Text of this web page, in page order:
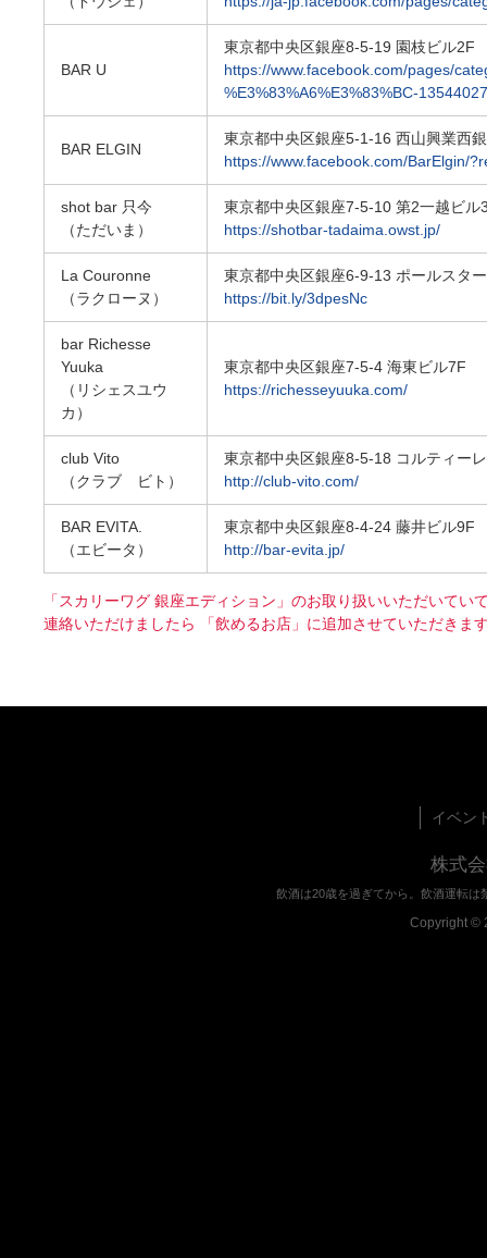
BAR U
東京都中央区銀座8-5-19 園枝ビル2F
https://www.facebook.com/pages/
%E3%83%A6%E3%83%BC-
BAR ELGIN
東京都中央区銀座5-1-16 西山興業西
https://www.facebook.com/BarElgin/
shot bar 只今
（ただいま）
東京都中央区銀座7-5-10 第2一越ビル
https://shotbar-tadaima.owst.jp/
La Couronne
（ラクローヌ）
東京都中央区銀座6-9-13 ポールスタ
https://bit.ly/3dpesNc
bar Richesse
Yuuka
（リシェスユウ
カ）
東京都中央区銀座7-5-4 海東ビル7F
https://richesseyuuka.com/
club Vito
（クラブ ビト）
東京都中央区銀座8-5-18 コルティー
http://club-vito.com/
BAR EVITA.
（エビータ）
東京都中央区銀座8-4-24 藤井ビル9F
http://bar-evita.jp/
「スカリーワグ 銀座エディション」のお取り扱いいただいて
連絡いただけましたら 「飲めるお店」に追加させていただきま
イベン
株式
飲酒は20歳を過ぎてから。飲酒運転は
Copyright ©